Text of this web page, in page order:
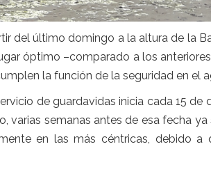
del último domingo a la altura de la
óptimo –comparado a los
la función de la seguridad en el
de guardavidas inicia cada 15 de
varias semanas antes de esa fecha
en las más céntricas, debido